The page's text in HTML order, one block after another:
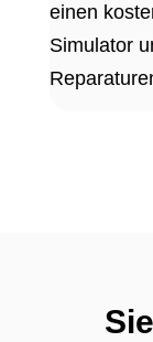
einen
Simulator